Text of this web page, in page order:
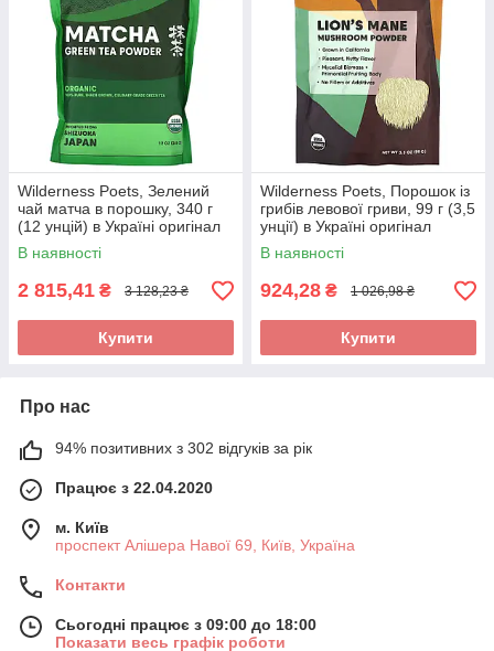
Wilderness Poets, Зелений
чай матча в порошку, 340 г
(12 унцій) в Україні оригінал
В наявності
2 815,41 ₴ 3 128,23 ₴
Купити
Wilderness Poets, Порошок із
грибів левової гриви, 99 г (3,5
унції) в Україні оригінал
В наявності
924,28 ₴ 1 026,98 ₴
Купити
Про нас
94% позитивних з 302 відгуків за рік
Працює з 22.04.2020
м. Київ
проспект Алішера Навої 69, Київ, Україна
Контакти
Сьогодні працює з 09:00 до 18:00
Показати весь графік роботи